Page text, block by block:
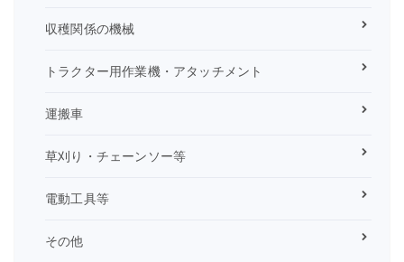
収穫関係の機械
トラクター用作業機・アタッチメント
運搬車
草刈り・チェーンソー等
電動工具等
その他